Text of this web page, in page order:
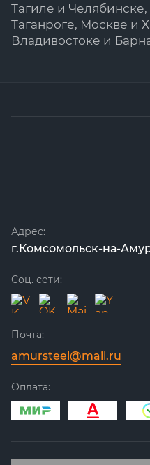
Тагиле и
Таганроге, Москве и
Владивостоке и
Адрес:
г.Комсомольск-на-
Соц. сети:
Почта:
amursteel@mail.ru
Оплата: